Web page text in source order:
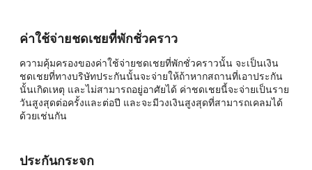
ค่าใช้จ่ายชดเชยที่พักชั่วคราว
ความคุ้มครองของค่าใช้จ่ายชดเชยที่พักชั่วคราวนั้น จะเป็นเงิน
ชดเชยที่ทางบริษัทประกันนั้นจะจ่ายให้ถ้าหากสถานที่เอาประกัน
นั้นเกิดเหตุ และไม่สามารถอยู่อาศัยได้ ค่าชดเชยนี้จะจ่ายเป็นราย
วันสูงสุดต่อครั้งและต่อปี และจะมีวงเงินสูงสุดที่สามารถเคลมได้
ด้วยเช่นกัน
ประกันกระจก